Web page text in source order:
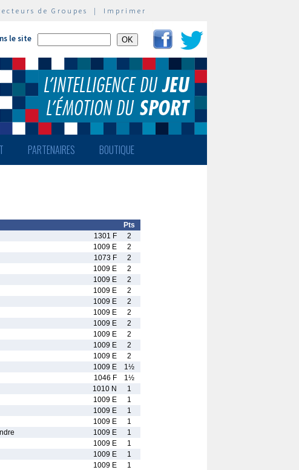
de Groupes | Imprimer
le site
PARTENAIRES BOUTIQUE
Pts
1301 F
2
1009 E
2
1073 F
2
1009 E
2
1009 E
2
1009 E
2
1009 E
2
1009 E
2
1009 E
2
1009 E
2
1009 E
2
1009 E
2
1009 E
1½
1046 F
1½
1010 N
1
1009 E
1
1009 E
1
1009 E
1
1009 E
1
1009 E
1
1009 E
1
1009 E
1